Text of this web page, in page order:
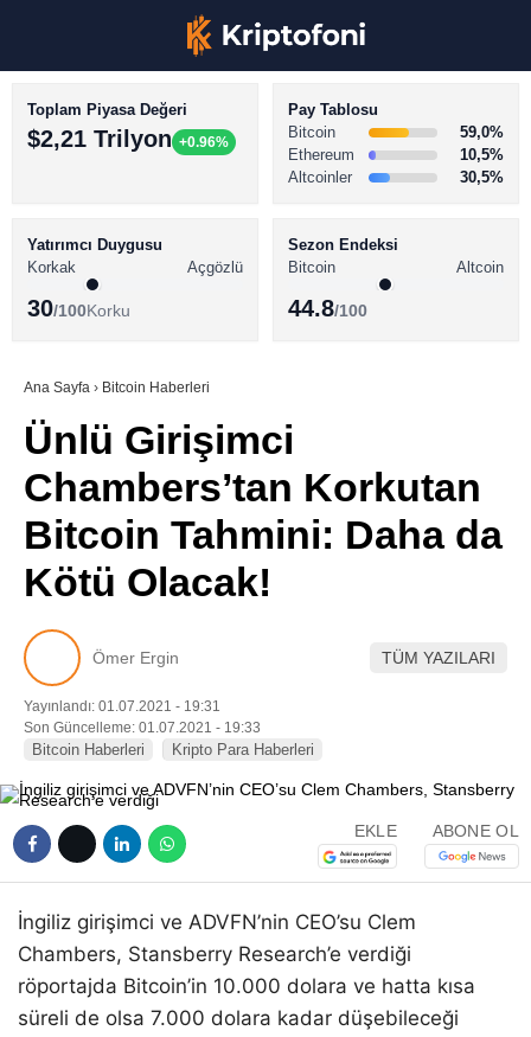
TikTok
BİTCOİN HABERLERİ
ALTCOİN HABERLERİ
SÖZLÜK
Toplam Piyasa Değeri
$2,21 Trilyon +0.96%
Pay Tablosu
Bitcoin
59,0%
Ethereum
10,5%
Altcoinler
30,5%
Yatırımcı Duygusu
Korkak
Açgözlü
30/100Korku
Sezon Endeksi
Bitcoin
Altcoin
44.8/100
Ana Sayfa › Bitcoin Haberleri
Ünlü Girişimci
Chambers’tan Korkutan
Bitcoin Tahmini: Daha da
Kötü Olacak!
Ömer Ergin TÜM YAZILARI
Yayınlandı: 01.07.2021 - 19:31
Son Güncelleme: 01.07.2021 - 19:33
Bitcoin Haberleri Kripto Para Haberleri
EKLE ABONE OL
İngiliz girişimci ve ADVFN’nin CEO’su Clem
Chambers, Stansberry Research’e verdiği
röportajda Bitcoin’in 10.000 dolara ve hatta kısa
süreli de olsa 7.000 dolara kadar düşebileceği